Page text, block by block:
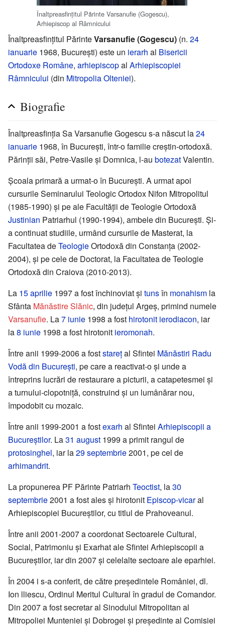
Înaltpreasfințitul Părinte Varsanufie (Gogescu),
Arhiepiscop al Râmnicului
Înaltpreasfințitul PărinteVarsanufie (Gogescu) (n. 24
ianuarie 1968, București) este un ierarh al Bisericii
Ortodoxe Române, arhiepiscopal Arhiepiscopiei
Râmnicului (din Mitropolia Olteniei).
Biografie
Înaltpreasfinția Sa Varsanufie Gogescu s-a născut la24
ianuarie 1968, în București, într-o familie creștin-ortodoxă.
Părinții săi, Petre-Vasile și Domnica, l-au botezatValentin.
Școala primară a urmat-o în București. A urmat apoi
cursurile Seminarului Teologic Ortodox Nifon Mitropolitul
(1985-1990) și pe ale Facultății de Teologie Ortodoxă
Justinian Patriarhul (1990-1994), ambele din București. Și-
a continuat studiile, urmând cursurile de Masterat, la
Facultatea deTeologieOrtodoxă din Constanța (2002-
2004), și pe cele de Doctorat, la Facultatea de Teologie
Ortodoxă din Craiova (2010-2013).
La 15 aprilie 1997 a fost închinoviat și tunsîn monahism la
Sfânta Mănăstire Slănic, din județul Argeș, primind numele
Varsanufie. La7 iunie 1998 a fost hirotonit ierodiacon, iar
la8 iunie 1998 a fost hirotonit ieromonah.
Între anii 1999-2006 a foststarețal Sfintei Mănăstiri Radu
Vodă din București, pe care a reactivat-o și unde a
întreprins lucrări de restaurare a picturii, a catapetesmei și
a turnului-clopotniță, construind și un lumânărar nou,
împodobit cu mozaic.
Între anii 1999-2001 a fostexarh al Sfintei Arhiepiscopii a
Bucureștilor. La31 august 1999 a primit rangul de
protosinghel, iar la29 septembrie2001, pe cel de
arhimandrit.
La propunerea PF Părinte Patriarh Teoctist, la30
septembrie2001 a fost ales și hirotonit Episcop-vicaral
Arhiepiscopiei Bucureștilor, cu titlul de Prahoveanul.
Între anii 2001-2007 a coordonat Sectoarele Cultural,
Social, Patrimoniu și Exarhat ale Sfintei Arhiepiscopii a
Bucureștilor, iar din 2007 și celelalte sectoare ale eparhiei.
În 2004 i s-a conferit, de către președintele României, dl.
Ion lliescu, Ordinul Meritul Cultural în gradul de Comandor.
Din 2007 a fost secretar al Sinodului Mitropolitan al
Mitropoliei Munteniei și Dobrogei și președinte al Comisiei